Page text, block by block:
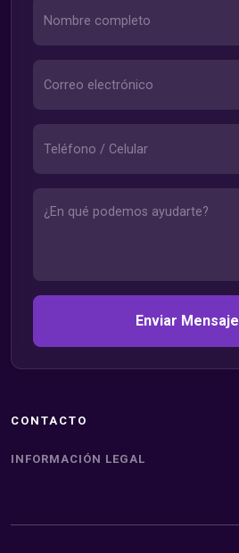
Enviar Mensaje
CONTACTO
INFORMACIÓN LEGAL